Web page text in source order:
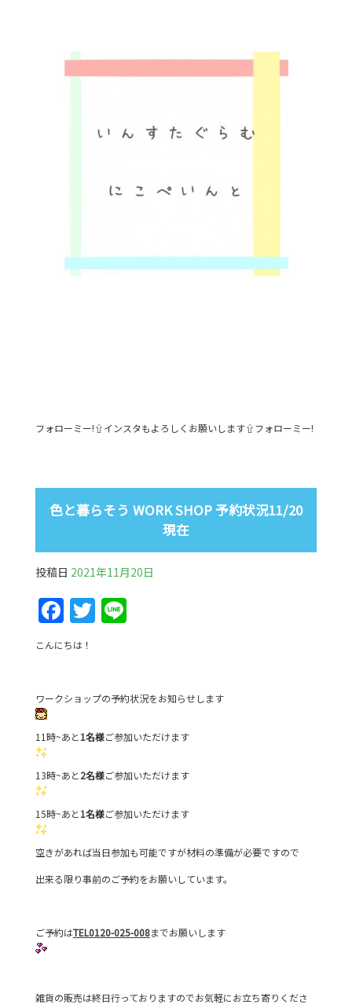
フォローミー!⇧インスタもよろしくお願いします⇧フォローミー!
色と暮らそう WORK SHOP 予約状況11/20
現在
投稿日 2021年11月20日
F
a
c
e
b
o
k
T
w
er
Li
こんにちは！
ワークショップの予約状況をお知らせします
11時~あと1名様ご参加いただけます
13時~あと2名様ご参加いただけます
15時~あと1名様ご参加いただけます
空きがあれば当日参加も可能ですが材料の準備が必要ですので
出来る限り事前のご予約をお願いしています。
ご予約はTEL0120-025-008までお願いします
雑貨の販売は終日行っておりますのでお気軽にお立ち寄りくださ